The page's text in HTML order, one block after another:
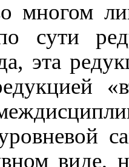
многом
сути
эта
виде,